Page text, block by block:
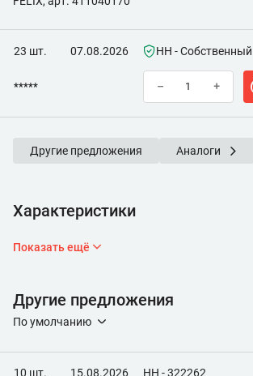
23 шт. 07.08.2026 НН - Собственный
***** – +
Другие предложения Аналоги
Характеристики
Показать ещё
Другие предложения
По умолчанию
10 шт. 15.08.2026 НН - 322262